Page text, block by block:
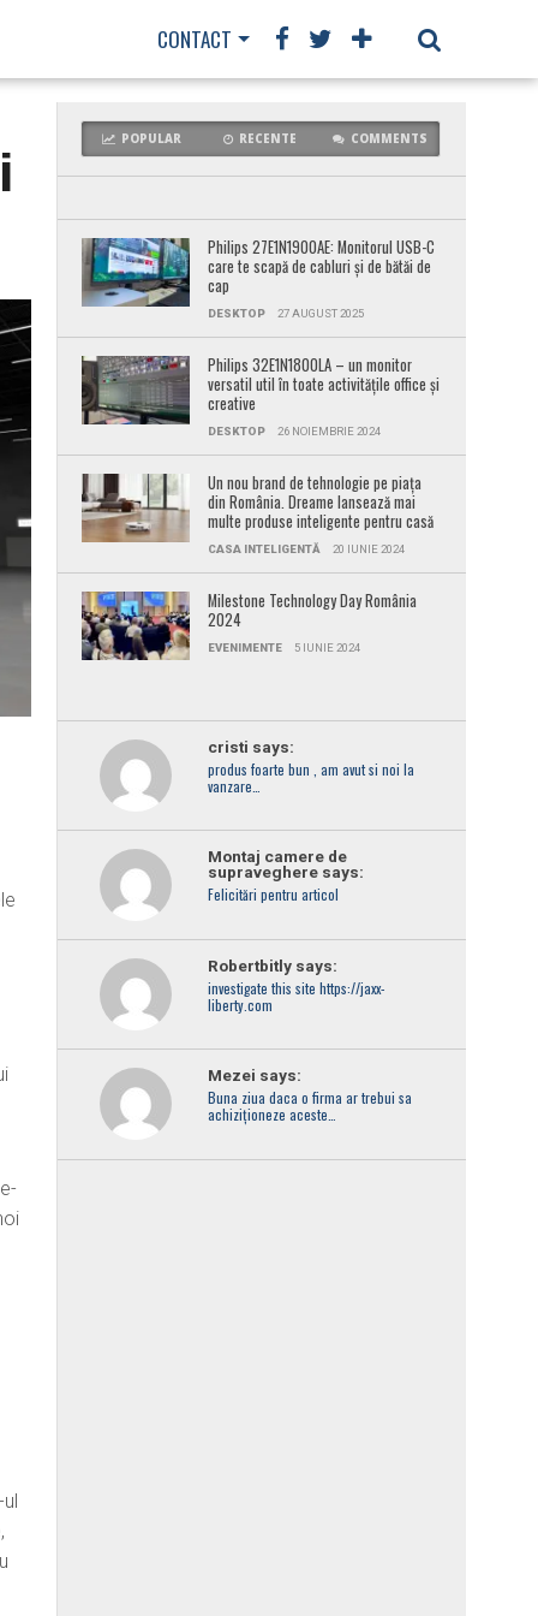
CONTACT
POPULAR RECENTE COMMENTS
Philips 27E1N1900AE: Monitorul USB-C
care te scapă de cabluri și de bătăi de
cap
DESKTOP 27 AUGUST 2025
Philips 32E1N1800LA – un monitor
versatil util în toate activitățile office și
creative
DESKTOP 26 NOIEMBRIE 2024
Un nou brand de tehnologie pe piața
din România. Dreame lansează mai
multe produse inteligente pentru casă
CASA INTELIGENTĂ 20 IUNIE 2024
Milestone Technology Day România
2024
EVENIMENTE 5 IUNIE 2024
cristi says:
produs foarte bun , am avut si noi la
vanzare…
Montaj camere de
supraveghere says:
Felicitări pentru articol
Robertbitly says:
investigate this site https://jaxx-
liberty.com
Mezei says:
Buna ziua daca o firma ar trebui sa
achiziționeze aceste…